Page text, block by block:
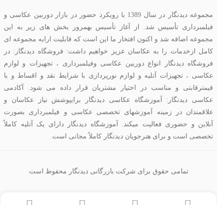
مجموعه دیدنگار در سال 1389 با رویکرد حضور در بازار دوربین عکاسی و
فیلمبرداری تأسیس شد. از آغاز تأسیس بهمرور بخش های زیر به این
مجموعه اضافه شد و اکنون افتخار ما این است که قابلیت ارایه مجموعه ای
کامل ازخدمات را به عکاسان عزیز خواهیم داشت: فروشگاه دیدنگار: در
فروشگاه دیدنگار انواع دوربین عکاسی وفیلمبرداری ، تجهیزات و لوازم
عکاسی ، تجهیزات آتلیه و لوازم نورپردازی با شرایط نقد و اقساط و با
قیمترقابتی و مناسب در اختیار مشتریان قرار داده می شود. آکادمی
عکاسی دیدنگار: آموزشگاه عکاسی دیدنگار برایپوشش نیاز عکاسان و
علاقمندان در زمینه آموزشهای تخصصی عکاسی و فیلمبرداری بصورت
آنلاین و حضوری فعالیت میکند. آموزشگاه دیدنگار دارای یک آتلیه کاملاً
تخصصی است و برای هنرجویان دیدنگار کاملاً مجانی است.
تمامی حقوق برای شرکت بازرگانی دیدنگار محفوظ است